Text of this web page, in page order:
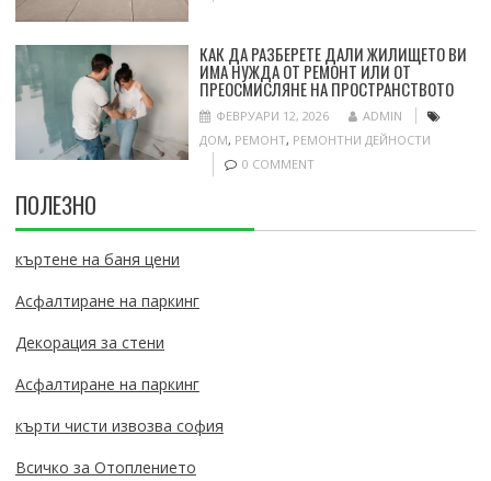
КАК ДА РАЗБЕРЕТЕ ДАЛИ ЖИЛИЩЕТО ВИ
ИМА НУЖДА ОТ РЕМОНТ ИЛИ ОТ
ПРЕОСМИСЛЯНЕ НА ПРОСТРАНСТВОТО
ФЕВРУАРИ 12, 2026
ADMIN
ДОМ, РЕМОНТ, РЕМОНТНИ ДЕЙНОСТИ
0 COMMENT
ПОЛЕЗНО
къртене на баня цени
Асфалтиране на паркинг
Декорация за стени
Асфалтиране на паркинг
кърти чисти извозва софия
Всичко за Отоплението